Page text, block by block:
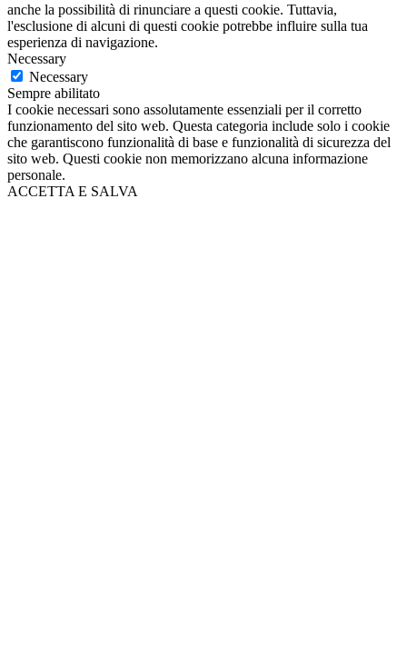
anche la possibilità di rinunciare a questi cookie. Tuttavia,
l'esclusione di alcuni di questi cookie potrebbe influire sulla tua
esperienza di navigazione.
Necessary
Necessary
Sempre abilitato
I cookie necessari sono assolutamente essenziali per il corretto
funzionamento del sito web. Questa categoria include solo i cookie
che garantiscono funzionalità di base e funzionalità di sicurezza del
sito web. Questi cookie non memorizzano alcuna informazione
personale.
ACCETTA E SALVA